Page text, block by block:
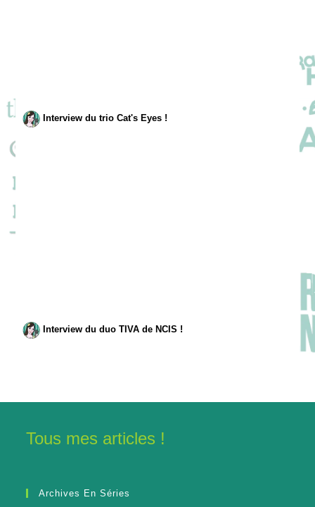
Interview du trio Cat's Eyes !
Interview du duo TIVA de NCIS !
Tous mes articles !
Archives En Séries